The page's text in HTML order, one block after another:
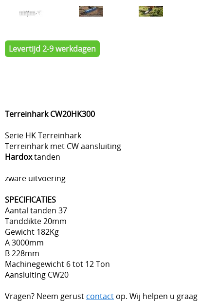
Levertijd 2-9 werkdagen
Terreinhark CW20HK300
Serie HK Terreinhark
Terreinhark met CW aansluiting
Hardoxtanden
zware uitvoering
SPECIFICATIES
Aantal tanden 37
Tanddikte 20mm
Gewicht 182Kg
A 3000mm
B 228mm
Machinegewicht 6 tot 12 Ton
Aansluiting CW20
Vragen? Neem gerust contact op. Wij helpen u graag